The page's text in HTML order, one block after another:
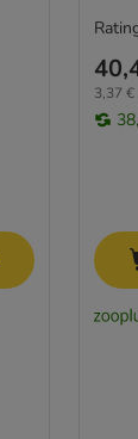
3,37 €